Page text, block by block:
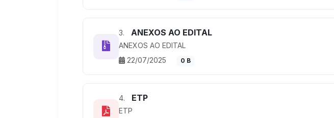
3. ANEXOS AO EDITAL
ANEXOS AO EDITAL
22/07/2025
0 B
4. ETP
ETP